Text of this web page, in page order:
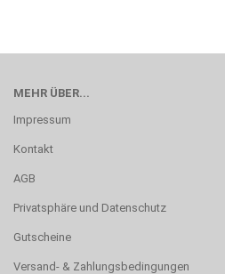
MEHR ÜBER...
Impressum
Kontakt
AGB
Privatsphäre und Datenschutz
Gutscheine
Versand- & Zahlungsbedingungen